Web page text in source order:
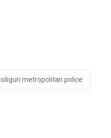
siliguri metropolitan police